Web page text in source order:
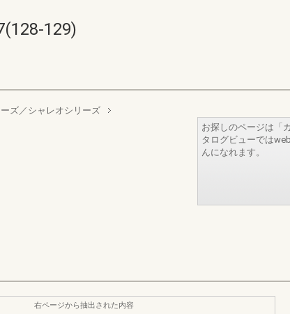
129)
ズ／シャレオシリーズ
お探しのページは「
タログビューでは
んになれます。
右ページから抽出された内容